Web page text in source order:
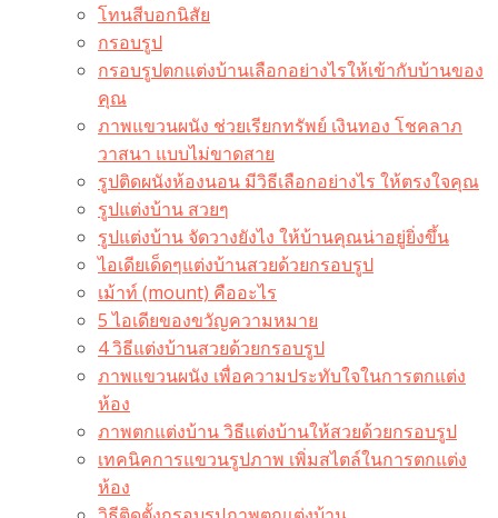
โทนสีบอกนิสัย
กรอบรูป
กรอบรูปตกแต่งบ้านเลือกอย่างไรให้เข้ากับบ้านของ
คุณ
ภาพแขวนผนัง ช่วยเรียกทรัพย์ เงินทอง โชคลาภ
วาสนา แบบไม่ขาดสาย
รูปติดผนังห้องนอน มีวิธีเลือกอย่างไร ให้ตรงใจคุณ
รูปแต่งบ้าน สวยๆ
รูปแต่งบ้าน จัดวางยังไง ให้บ้านคุณน่าอยู่ยิ่งขึ้น
ไอเดียเด็ดๆแต่งบ้านสวยด้วยกรอบรูป
เม้าท์ (mount) คืออะไร​
5 ไอเดียของขวัญความหมาย
4 วิธีแต่งบ้านสวยด้วยกรอบรูป
ภาพแขวนผนัง เพื่อความประทับใจในการตกแต่ง
ห้อง
ภาพตกแต่งบ้าน วิธีแต่งบ้านให้สวยด้วยกรอบรูป
เทคนิคการแขวนรูปภาพ เพิ่มสไตล์ในการตกแต่ง
ห้อง